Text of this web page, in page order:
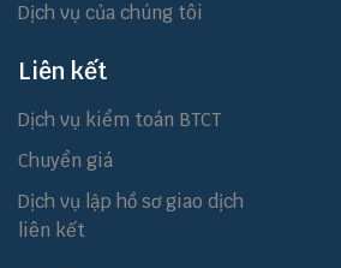
Dịch vụ của chúng tôi
Liên kết
Dịch vụ kiểm toán BTCT
Chuyển giá
Dịch vụ lập hồ sơ giao dịch
liên kết